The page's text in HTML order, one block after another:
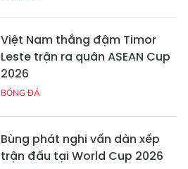
Việt Nam thắng đậm Timor
Leste trận ra quân ASEAN Cup
2026
BÓNG ĐÁ
Bùng phát nghi vấn dàn xếp
trận đấu tại World Cup 2026